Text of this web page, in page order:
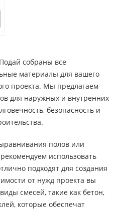
собраны все
материалы для вашего
проекта. Мы предлагаем
для наружных и внутренних
безопасность и
полов или
использовать
подходят для создания
от нужд проекта вы
смесей, такие как бетон,
которые обеспечат